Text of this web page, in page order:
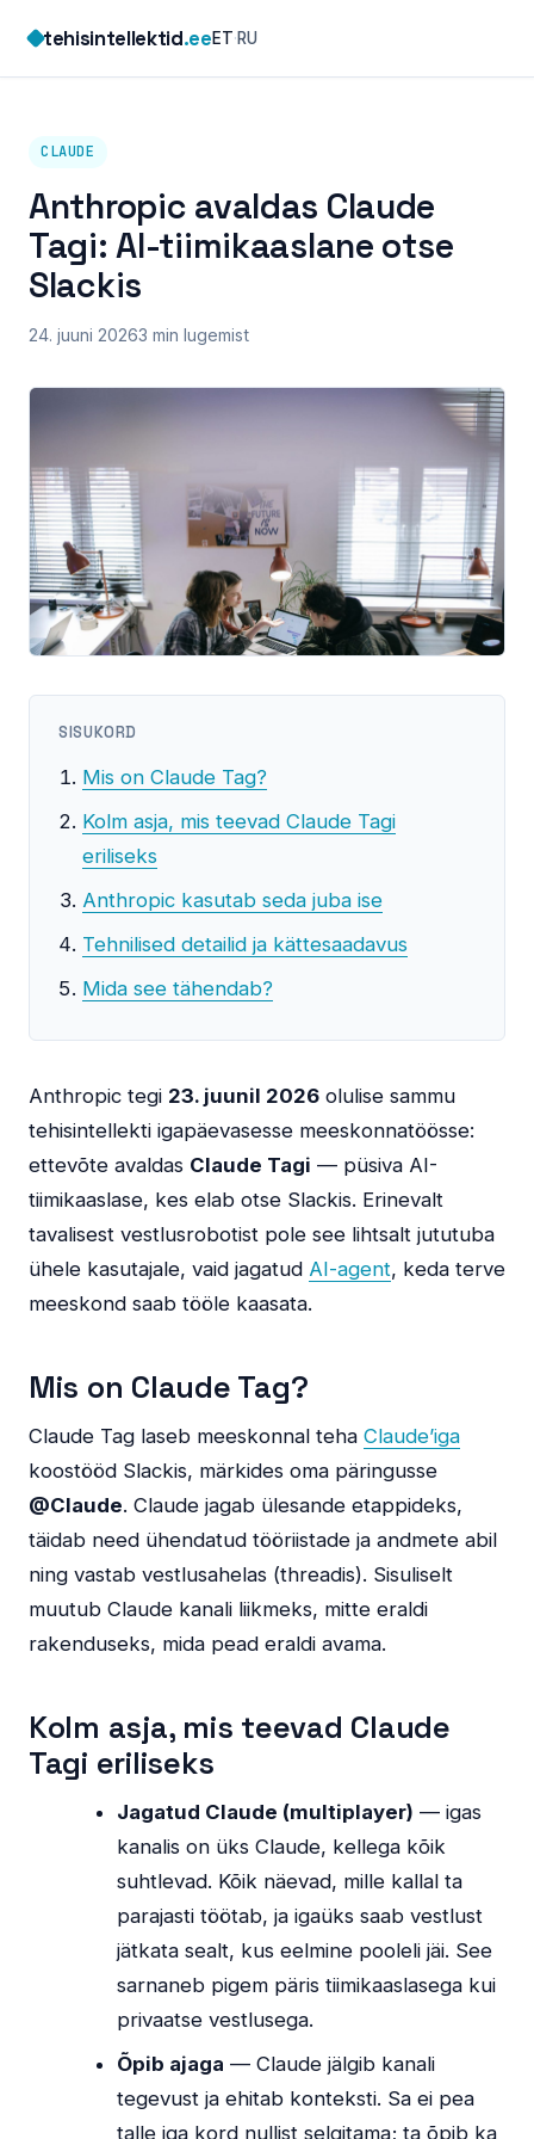
content
tehisintellektid.eeET·RU
CLAUDE
Anthropic avaldas Claude
Tagi: AI-tiimikaaslane otse
Slackis
24. juuni 20263 min lugemist
SISUKORD
Mis on Claude Tag?
Kolm asja, mis teevad Claude Tagi
eriliseks
Anthropic kasutab seda juba ise
Tehnilised detailid ja kättesaadavus
Mida see tähendab?
Anthropic tegi 23. juunil 2026 olulise sammu
tehisintellekti igapäevasesse meeskonnatöösse:
ettevõte avaldas Claude Tagi — püsiva AI-
tiimikaaslase, kes elab otse Slackis. Erinevalt
tavalisest vestlusrobotist pole see lihtsalt jututuba
ühele kasutajale, vaid jagatud AI-agent, keda terve
meeskond saab tööle kaasata.
Mis on Claude Tag?
Claude Tag laseb meeskonnal teha Claude’iga
koostööd Slackis, märkides oma päringusse
@Claude. Claude jagab ülesande etappideks,
täidab need ühendatud tööriistade ja andmete abil
ning vastab vestlusahelas (threadis). Sisuliselt
muutub Claude kanali liikmeks, mitte eraldi
rakenduseks, mida pead eraldi avama.
Kolm asja, mis teevad Claude
Tagi eriliseks
Jagatud Claude (multiplayer) — igas
kanalis on üks Claude, kellega kõik
suhtlevad. Kõik näevad, mille kallal ta
parajasti töötab, ja igaüks saab vestlust
jätkata sealt, kus eelmine pooleli jäi. See
sarnaneb pigem päris tiimikaaslasega kui
privaatse vestlusega.
Õpib ajaga — Claude jälgib kanali
tegevust ja ehitab konteksti. Sa ei pea
talle iga kord nullist selgitama; ta õpib ka